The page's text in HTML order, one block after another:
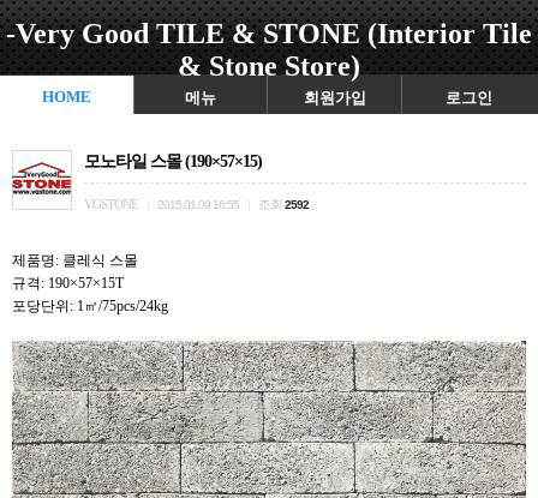
-Very Good TILE & STONE (Interior Tile
& Stone Store)
HOME 메뉴 회원가입 로그인
모노타일 스몰 (190×57×15)
VGSTONE 2015.01.09 16:55 조회 2592
제품명: 클레식 스몰
규격: 190×57×15T
포당단위: 1㎡/75pcs/24kg